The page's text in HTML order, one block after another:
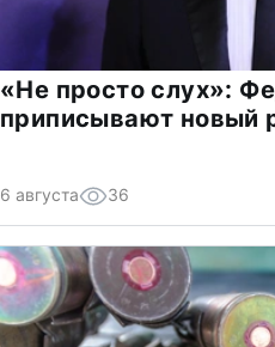
«Не просто слух»:
приписывают новый
6 августа 36